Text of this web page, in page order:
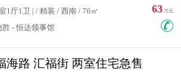
1厅1卫 | / 精装 / 西南 / 76㎡
胜 - 恒达领事馆
63 万元
海路 汇福街 两室住宅急售